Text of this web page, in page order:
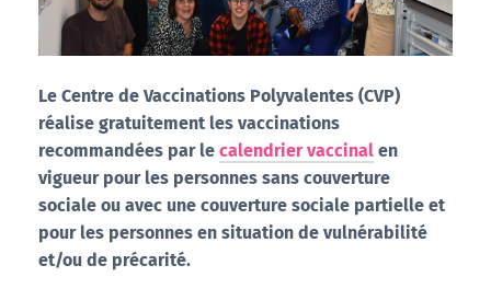
Equipe CVP
Le Centre de Vaccinations Polyvalentes (CVP)
réalise gratuitement les vaccinations
recommandées par lecalendrier vaccinal en
vigueur pour les personnes sans couverture
sociale ou avec une couverture sociale partielle et
pour les personnes en situation de vulnérabilité
et/ou de précarité.